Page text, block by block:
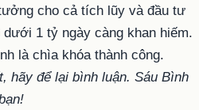
cho cả tích lũy và đầu tư
1 tỷ ngày càng khan hiếm.
là chìa khóa thành công.
hãy để lại bình luận. Sáu Bình